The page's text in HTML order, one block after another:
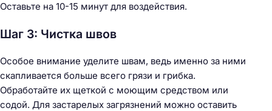
Оставьте на 10-15 минут для воздействия.
Шаг 3: Чистка швов
Особое внимание уделите швам, ведь именно за ними
скапливается больше всего грязи и грибка.
Обработайте их щеткой с моющим средством или
содой. Для застарелых загрязнений можно оставить